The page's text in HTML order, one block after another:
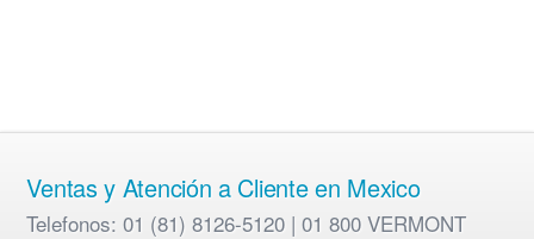
Ventas y Atención a Cliente en Mexico
Telefonos: 01 (81) 8126-5120 | 01 800 VERMONT